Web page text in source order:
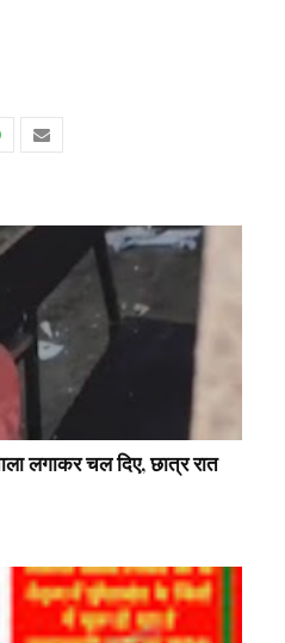
लगाकर चल दिए, छात्र रात